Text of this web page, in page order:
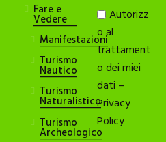
Fare e
Vedere
Manifestazioni
Turismo
Nautico
Turismo
Naturalistico
Turismo
Archeologico
Autorizz
o al
trattament
o dei miei
dati –
Privacy
Policy